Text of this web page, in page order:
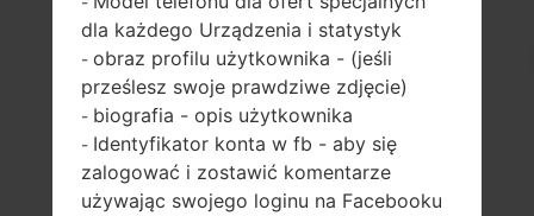
157 gramów (5.54
uncji)
wymienny Li-Ion
2125 mAh
dla każdego Urządzenia i statystyk
- obraz profilu użytkownika - (jeśli
prześlesz swoje prawdziwe zdjęcie)
- biografia - opis użytkownika
- Identyfikator konta w fb - aby się
zalogować i zostawić komentarze
używając swojego loginu na Facebooku